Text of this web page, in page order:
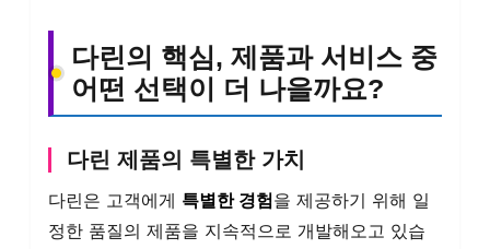
다린의 핵심, 제품과 서비스 중
어떤 선택이 더 나을까요?
다린 제품의 특별한 가치
다린은 고객에게 특별한 경험을 제공하기 위해 일
정한 품질의 제품을 지속적으로 개발해오고 있습